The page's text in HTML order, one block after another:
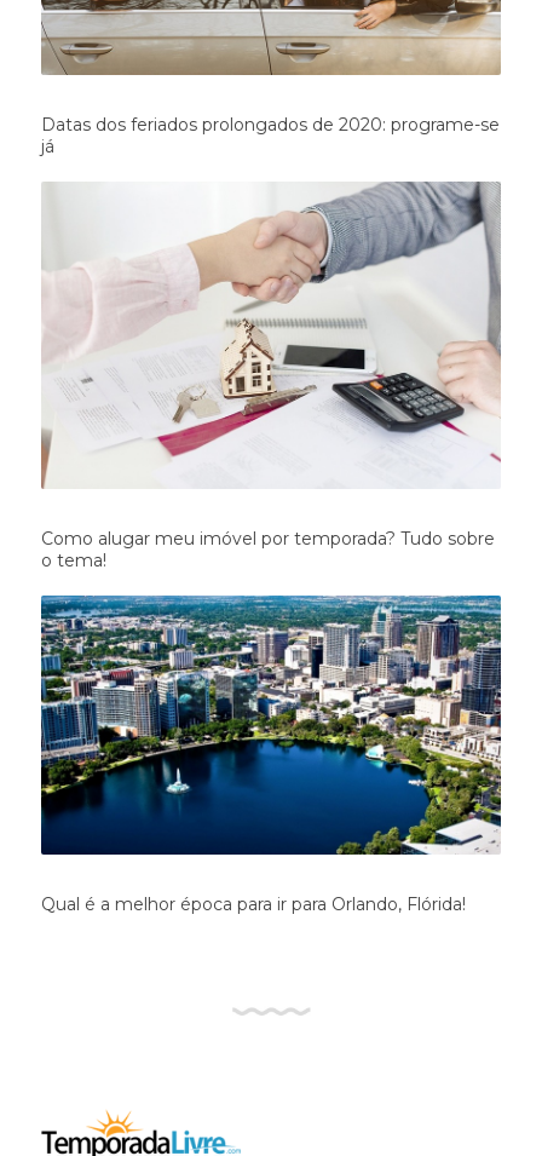
Datas dos feriados prolongados de 2020: programe-se
já
Como alugar meu imóvel por temporada? Tudo sobre
o tema!
Qual é a melhor época para ir para Orlando, Flórida!